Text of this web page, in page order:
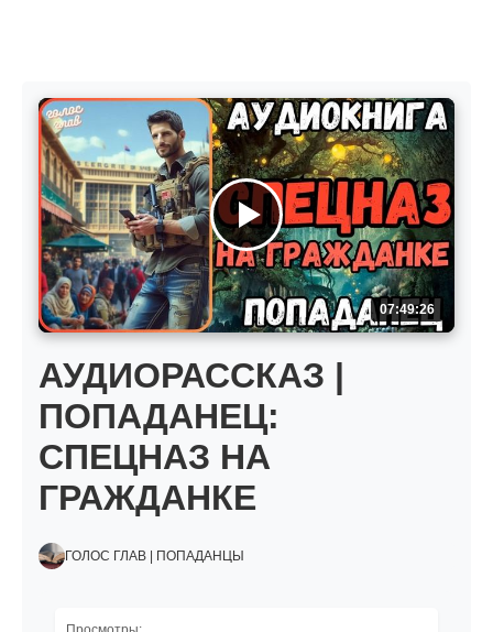
07:49:26
АУДИОРАССКАЗ |
ПОПАДАНЕЦ:
СПЕЦНАЗ НА
ГРАЖДАНКЕ
ГОЛОС ГЛАВ | ПОПАДАНЦЫ